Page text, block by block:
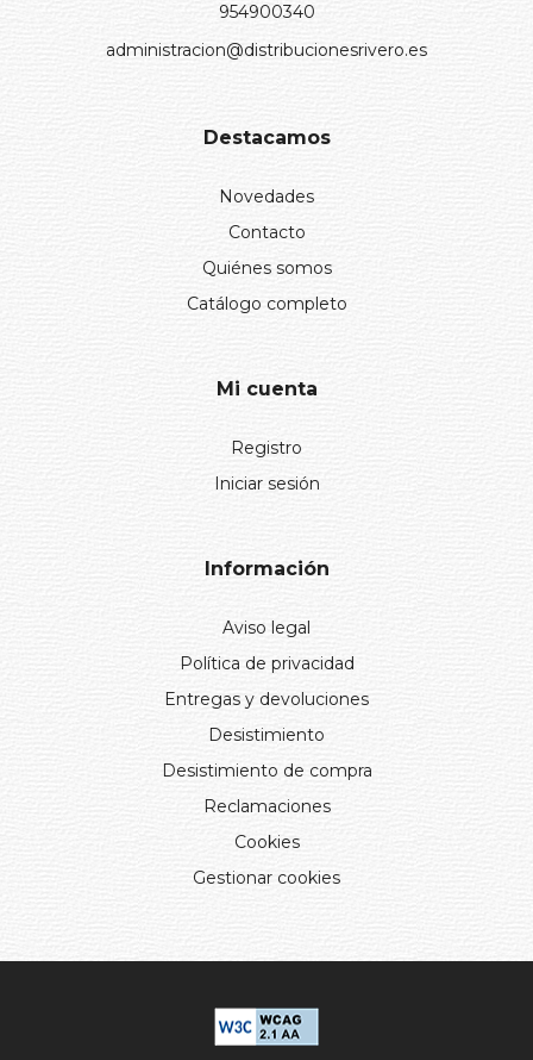
954900340
administracion@distribucionesrivero.es
Destacamos
Novedades
Contacto
Quiénes somos
Catálogo completo
Mi cuenta
Registro
Iniciar sesión
Información
Aviso legal
Política de privacidad
Entregas y devoluciones
Desistimiento
Desistimiento de compra
Reclamaciones
Cookies
Gestionar cookies